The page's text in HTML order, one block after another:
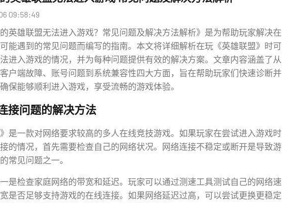
09:58:49
的英雄联盟无法进入游戏？常见问题及解决方法解析》是为帮助玩家解决在
能遇到的常见问题而编写的指南。本文将详细解析在玩《英雄联盟》时可
进入游戏的情况，并为每种问题提供有效的解决方案。文章内容涵盖了从
户端故障、账号问题到系统兼容性四大方面，旨在帮助玩家们快速诊断并
保能够顺利进入游戏，享受流畅的游戏体验。
接问题的解决方法
》是一款对网络要求较高的多人在线竞技游戏。如果玩家在尝试进入游戏时
的情况，首先需要检查自己的网络状况。网络连接不稳定或断开是导致游
常见问题之一。
是检查家庭网络的带宽和延迟。玩家可以通过测速工具测试自己的网络速
是否足够支持游戏的在线连接。如果网络延迟过高，可以尝试更换更稳定